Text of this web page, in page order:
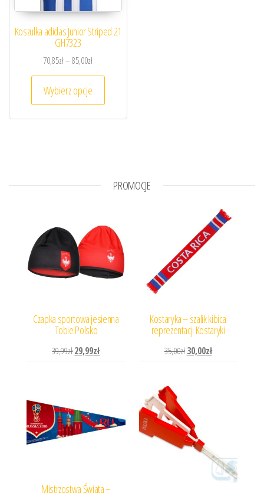
Koszulka adidas Junior Striped 21
GH7323
70,85zł– 85,00złZakres cen: od 70,85zł do 85,00zł
Wybierz opcje
Ten produkt ma wiele wariantów. Opcje
PROMOCJE
Czapka sportowa jesienna
Tobie Polsko
39,99złPierwotna cena wynosiła: 39,99zł.
29,99złAktualna cena wynosi: 29,99zł.
Kostaryka – szalik kibica
reprezentacji Kostaryki
35,00zł Pierwotna cena wynosiła:
30,00złAktualna cena
Mistrzostwa Świata –